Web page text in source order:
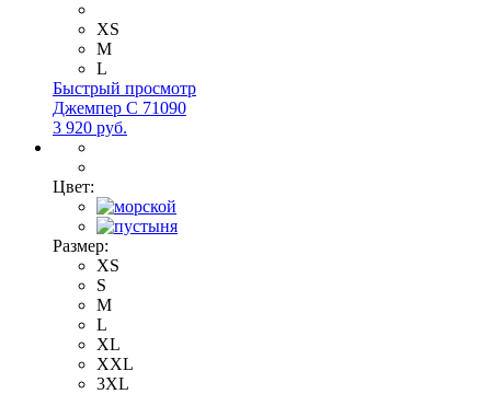
XS
M
L
Быстрый просмотр
Джемпер С 71090
3 920 руб.
Цвет:
Размер:
XS
S
M
L
XL
XXL
3XL